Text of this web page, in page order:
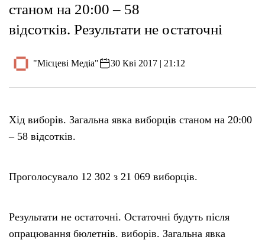
станом на 20:00 – 58
відсотків. Результати не остаточні
"Місцеві Медіа" 30 Кві 2017 | 21:12
Хід виборів. Загальна явка виборців станом на 20:00
– 58 відсотків.
Проголосувало 12 302 з 21 069 виборців.
Результати не остаточні. Остаточні будуть після
опрацювання бюлетнів. виборів. Загальна явка